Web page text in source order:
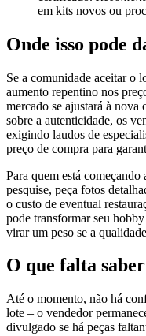
em kits novos ou
Onde isso pode
Se a comunidade aceitar o
aumento repentino nos
mercado se ajustará à
sobre a autenticidade, os
exigindo laudos de
preço de compra para
Para quem está
pesquise, peça fotos
o custo de eventual
pode transformar seu
virar um peso se a
O que falta saber
Até o momento, não há
lote – o vendedor
divulgado se há peças